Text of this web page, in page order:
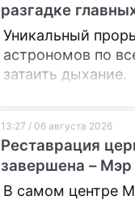
разгадке
Уникальный
астрономов по
затаить дыхание.
13:27 / 06 августа 2026
Реставрация
завершена –
В самом центре